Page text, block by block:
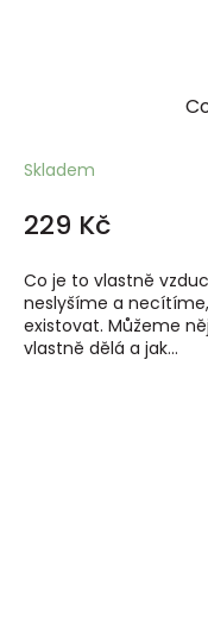
Skladem
229 Kč
Co je to vlastně
neslyšíme a
existovat. Můžeme
vlastně dělá a jak...